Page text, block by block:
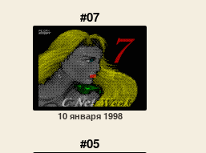
#07
10 января 1998
#05